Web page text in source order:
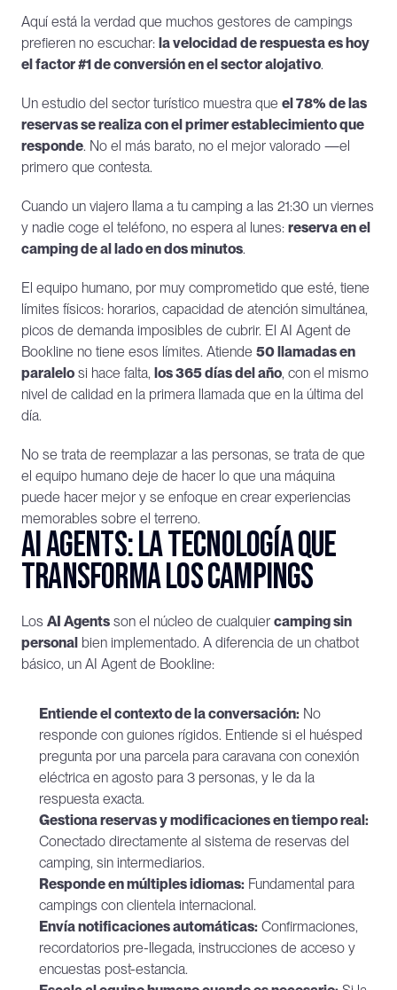
Aquí está la verdad que muchos gestores de campings
prefieren no escuchar: la velocidad de respuesta es hoy
el factor #1 de conversión en el sector alojativo.
Un estudio del sector turístico muestra que el 78% de las
reservas se realiza con el primer establecimiento que
responde. No el más barato, no el mejor valorado —el
primero que contesta.
Cuando un viajero llama a tu camping a las 21:30 un viernes
y nadie coge el teléfono, no espera al lunes: reserva en el
camping de al lado en dos minutos.
El equipo humano, por muy comprometido que esté, tiene
límites físicos: horarios, capacidad de atención simultánea,
picos de demanda imposibles de cubrir. El AI Agent de
Bookline no tiene esos límites. Atiende 50 llamadas en
paralelo si hace falta, los 365 días del año, con el mismo
nivel de calidad en la primera llamada que en la última del
día.
No se trata de reemplazar a las personas, se trata de que
el equipo humano deje de hacer lo que una máquina
puede hacer mejor y se enfoque en crear experiencias
memorables sobre el terreno.
AI Agents: la tecnología que
transforma los campings
Los AI Agents son el núcleo de cualquier camping sin
personal bien implementado. A diferencia de un chatbot
básico, un AI Agent de Bookline:
Entiende el contexto de la conversación: No
responde con guiones rígidos. Entiende si el huésped
pregunta por una parcela para caravana con conexión
eléctrica en agosto para 3 personas, y le da la
respuesta exacta.
Gestiona reservas y modificaciones en tiempo real:
Conectado directamente al sistema de reservas del
camping, sin intermediarios.
Responde en múltiples idiomas: Fundamental para
campings con clientela internacional.
Envía notificaciones automáticas: Confirmaciones,
recordatorios pre-llegada, instrucciones de acceso y
encuestas post-estancia.